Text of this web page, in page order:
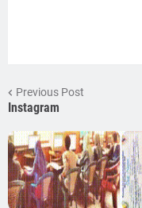
Previous Post
Instagram